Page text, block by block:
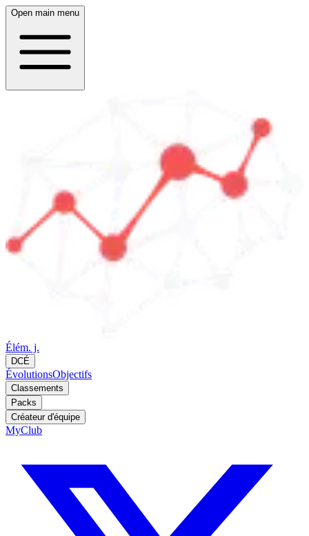
Open main menu
Élém. j.
DCÉ
ÉvolutionsObjectifs
Classements
Packs
Créateur d'équipe
MyClub